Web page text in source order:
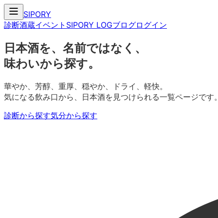
SIPORY
診断酒蔵イベント SIPORY LOGブログログイン
日本酒を、名前ではなく、
味わいから探す。
華やか、芳醇、重厚、穏やか、ドライ、軽快。
気になる飲み口から、日本酒を見つけられる一覧ページです
診断から探す気分から探す